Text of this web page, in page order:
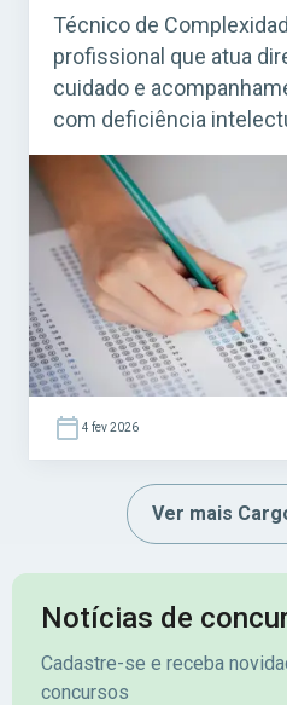
Técnico de
profissional que atua
cuidado e
com deficiência
inclusão, autonomia e
cargo é comum em
áreas de saúde,
educação,
governos estaduais.
Grátis INSS 2026! […]
4 fev 2026
Ver mais
Notícias de
Cadastre-se e receba
concursos